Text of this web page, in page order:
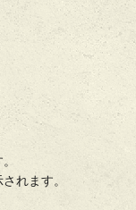
れます。